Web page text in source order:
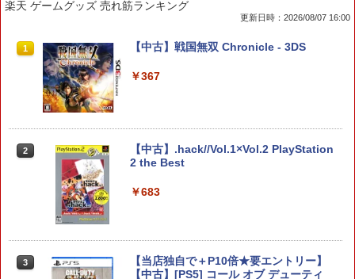
1
Pokemon LEGENDS Z-A Nintendo Swi
LB
2
ゼルダの伝説 ティアーズ オブ ザ キン
witch2】 NXS-P-AXN7B
ぽこ あ ポケモン
1
FPS エイム アシストキャップ PS5 PS4
テーション 対戦 APEX cod フォトナ FP
プレステ4
￥680
￥1,079
楽天 ゲームグッズ 売れ筋ランキング
更新日時：2026/08/07 16:00
1 【中古】戦国無双 Chronicle - 3DS
￥367
2
【中古】.hack//Vol.1×Vol.2 PlayStation
2 the Best
￥683
3
【当店独自で＋P10倍★要エントリー】
【中古】[PS5] コール オブ デューティ